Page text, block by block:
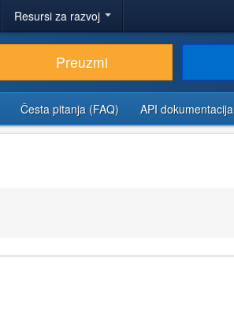
Resursi za razvoj
Preuzmi
Česta pitanja (FAQ) API dokumentacija